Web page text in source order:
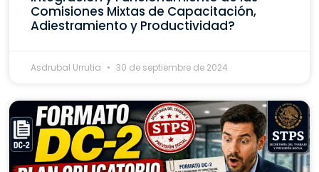
Comisiones Mixtas de Capacitación,
Adiestramiento y Productividad?
Asdrubal Urrutia 30 de septiembre de 2024